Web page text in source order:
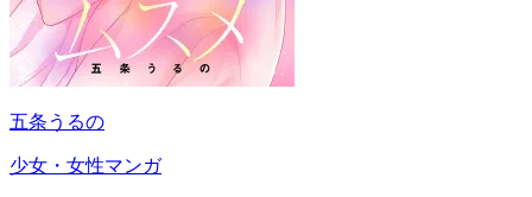
五条うるの
少女・女性マンガ